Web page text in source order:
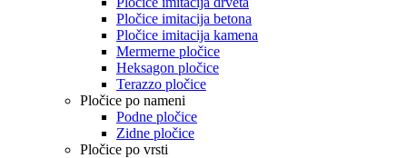
Pločice imitacija betona
Pločice imitacija kamena
Mermerne pločice
Heksagon pločice
Terazzo pločice
Pločice po nameni
Podne pločice
Zidne pločice
Pločice po vrsti